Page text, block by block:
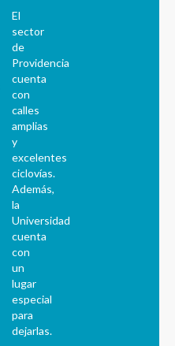
El
sector
de
Providencia
cuenta
con
calles
amplias
y
excelentes
ciclovías.
Además,
la
Universidad
cuenta
con
un
lugar
especial
para
dejarlas.